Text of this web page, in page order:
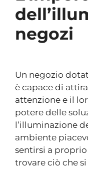
negozi
Un negozio
è capace di
attenzione e il
potere delle
l’illuminazione
ambiente
sentirsi a
trovare ciò che